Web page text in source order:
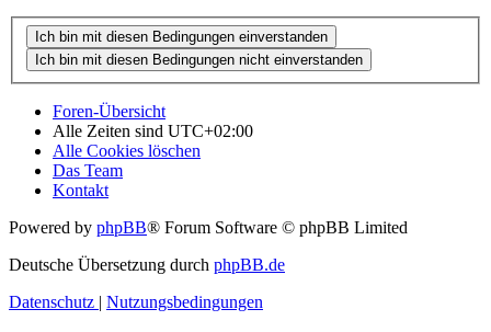
Foren-Übersicht
Alle Zeiten sind UTC+02:00
Alle Cookies löschen
Das Team
Kontakt
Powered by phpBB® Forum Software © phpBB Limited
Deutsche Übersetzung durch phpBB.de
Datenschutz | Nutzungsbedingungen